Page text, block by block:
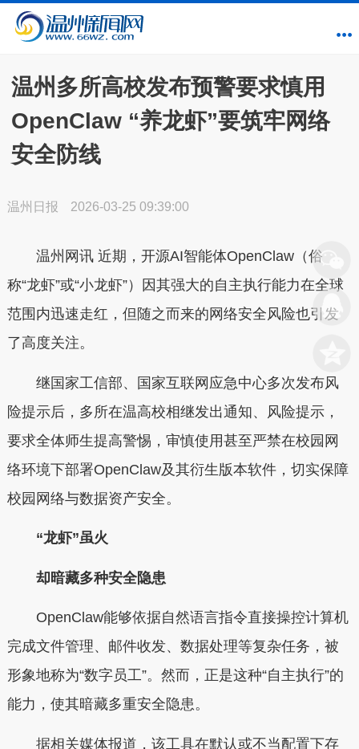
温州多所高校发布预警要求慎用
OpenClaw “养龙虾”要筑牢网络
安全防线
温州日报 2026-03-25 09:39:00
温州网讯 近期，开源AI智能体OpenClaw（俗
称“龙虾”或“小龙虾”）因其强大的自主执行能力在全球
范围内迅速走红，但随之而来的网络安全风险也引发
了高度关注。
继国家工信部、国家互联网应急中心多次发布风
险提示后，多所在温高校相继发出通知、风险提示，
要求全体师生提高警惕，审慎使用甚至严禁在校园网
络环境下部署OpenClaw及其衍生版本软件，切实保障
校园网络与数据资产安全。
“龙虾”虽火
却暗藏多种安全隐患
OpenClaw能够依据自然语言指令直接操控计算机
完成文件管理、邮件收发、数据处理等复杂任务，被
形象地称为“数字员工”。然而，正是这种“自主执行”的
能力，使其暗藏多重安全隐患。
据相关媒体报道，该工具在默认或不当配置下存